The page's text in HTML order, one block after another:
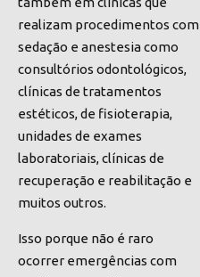
realizam procedimentos com
sedação e anestesia como
consultórios odontológicos,
clínicas de tratamentos
estéticos, de fisioterapia,
unidades de exames
laboratoriais, clínicas de
recuperação e reabilitação e
muitos outros.
Isso porque não é raro
ocorrer emergências com